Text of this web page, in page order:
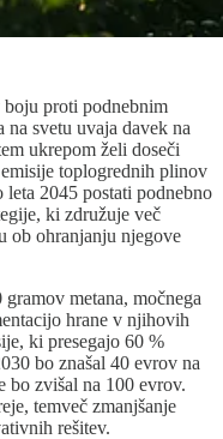
proti podnebnim
na svetu uvaja davek na
ukrepom želi doseči
toplogrednih plinov
2045 postati podnebno
ki združuje več
ob ohranjanju njegove
metana, močnega
hrane v njihovih
ki presegajo 60 %
bo znašal 40 evrov na
bo zvišal na 100 evrov.
temveč zmanjšanje
rešitev.